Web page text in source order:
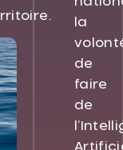
la
de
faire
de